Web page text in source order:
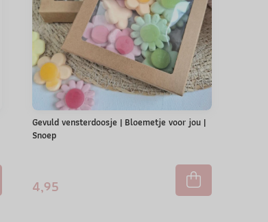
Gevuld vensterdoosje | Bloemetje voor jou |
Snoep
4,95